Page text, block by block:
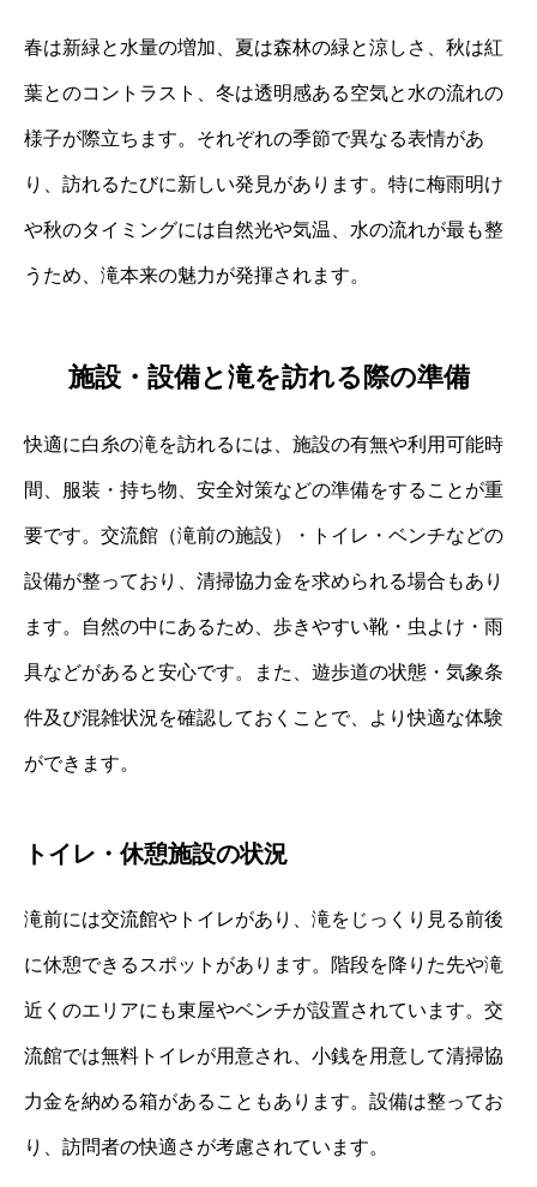
春は新緑と水量の増加、夏は森林の緑と涼しさ、秋は紅
葉とのコントラスト、冬は透明感ある空気と水の流れの
様子が際立ちます。それぞれの季節で異なる表情があ
り、訪れるたびに新しい発見があります。特に梅雨明け
や秋のタイミングには自然光や気温、水の流れが最も整
うため、滝本来の魅力が発揮されます。
施設・設備と滝を訪れる際の準備
快適に白糸の滝を訪れるには、施設の有無や利用可能時
間、服装・持ち物、安全対策などの準備をすることが重
要です。交流館（滝前の施設）・トイレ・ベンチなどの
設備が整っており、清掃協力金を求められる場合もあり
ます。自然の中にあるため、歩きやすい靴・虫よけ・雨
具などがあると安心です。また、遊歩道の状態・気象条
件及び混雑状況を確認しておくことで、より快適な体験
ができます。
トイレ・休憩施設の状況
滝前には交流館やトイレがあり、滝をじっくり見る前後
に休憩できるスポットがあります。階段を降りた先や滝
近くのエリアにも東屋やベンチが設置されています。交
流館では無料トイレが用意され、小銭を用意して清掃協
力金を納める箱があることもあります。設備は整ってお
り、訪問者の快適さが考慮されています。